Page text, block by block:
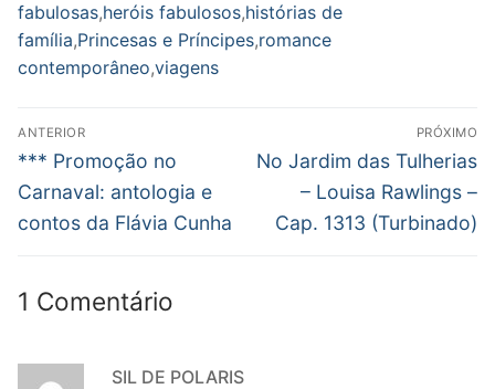
fabulosas,heróis fabulosos,histórias de
família,Princesas e Príncipes,romance
contemporâneo,viagens
Navegação
de
Post
ANTERIOR
Post
anterior:
*** Promoção no
Carnaval: antologia e
contos da Flávia Cunha
PRÓXIMO
Próximo
No Jardim das Tulherias
– Louisa Rawlings –
Cap. 1313 (Turbinado)
1 Comentário
SIL DE POLARIS